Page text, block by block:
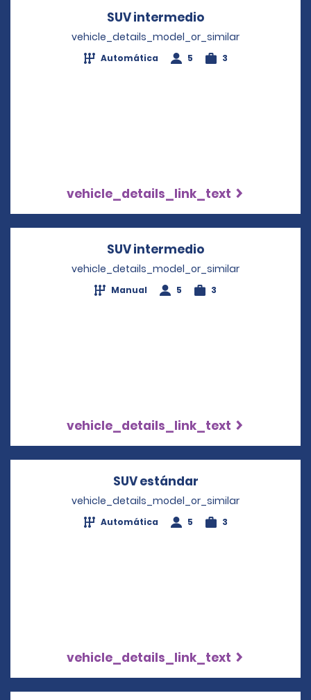
SUV intermedio
vehicle_details_model_or_similar
Automática 5 3
vehicle_details_link_text
SUV intermedio
vehicle_details_model_or_similar
Manual 5 3
vehicle_details_link_text
SUV estándar
vehicle_details_model_or_similar
Automática 5 3
vehicle_details_link_text